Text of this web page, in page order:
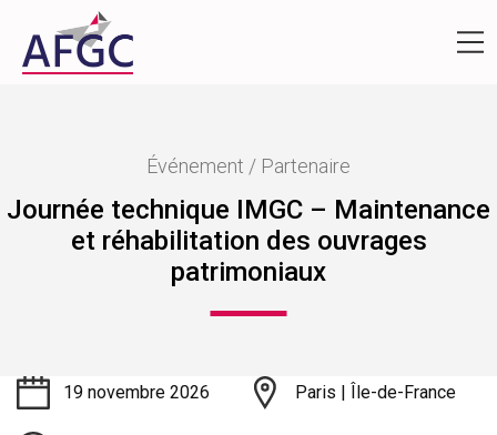
Événement / Partenaire
Journée technique IMGC – Maintenance
et réhabilitation des ouvrages
patrimoniaux
19 novembre 2026 Paris | Île-de-France